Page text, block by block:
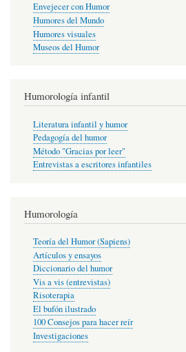
Envejecer con Humor
Humores del Mundo
Humores visuales
Museos del Humor
Humorología infantil
Literatura infantil y humor
Pedagogía del humor
Método "Gracias por leer"
Entrevistas a escritores infantiles
Humorología
Teoría del Humor (Sapiens)
Artículos y ensayos
Diccionario del humor
Vis a vis (entrevistas)
Risoterapia
El bufón ilustrado
100 Consejos para hacer reír
Investigaciones